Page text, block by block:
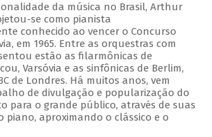
da música no Brasil, Arthur
se como pianista
conhecido ao vencer o Concurso
em 1965. Entre as orquestras com
estão as filarmônicas de
Varsóvia e as sinfônicas de Berlim,
de Londres. Há muitos anos, vem
de divulgação e popularização do
para o grande público, através de suas
piano, aproximando o clássico e o